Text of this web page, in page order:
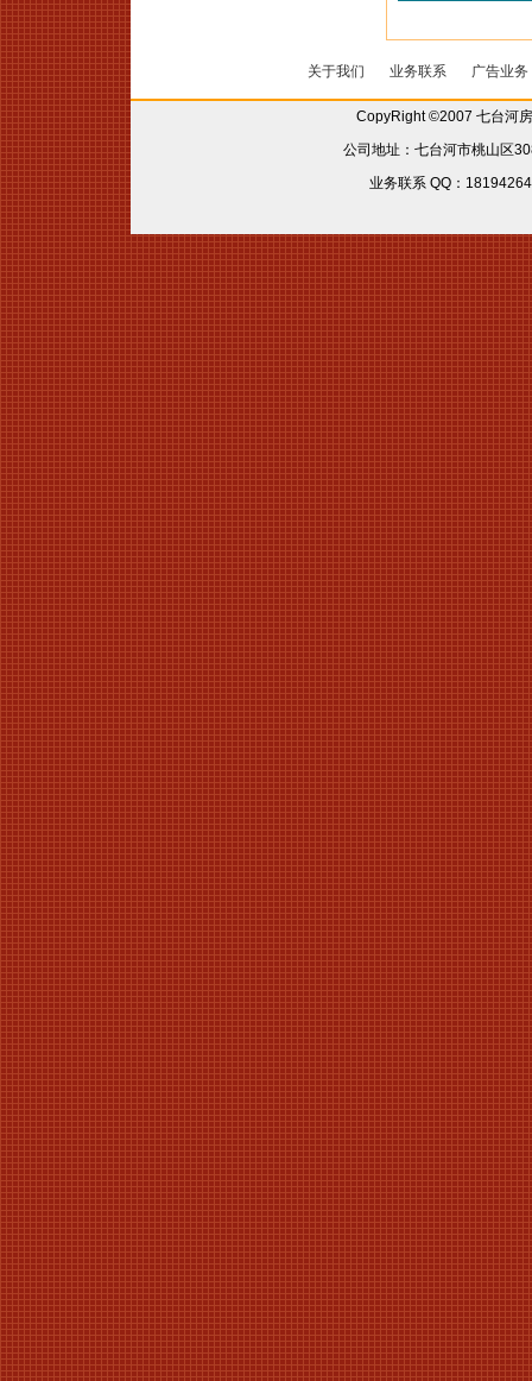
关于我们 业务联系 广告业务
CopyRight ©2007 七台河
公司地址：七台河市桃山区
业务联系 QQ：